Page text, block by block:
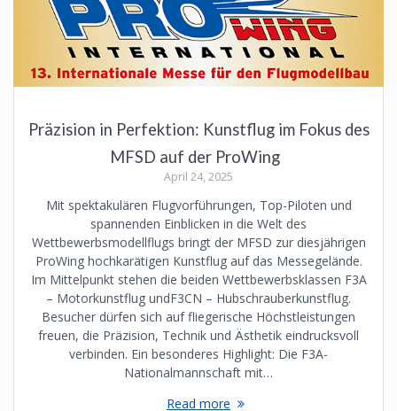
Präzision in Perfektion: Kunstflug im Fokus des
MFSD auf der ProWing
April 24, 2025
Mit spektakulären Flugvorführungen, Top-Piloten und
spannenden Einblicken in die Welt des
Wettbewerbsmodellflugs bringt der MFSD zur diesjährigen
ProWing hochkarätigen Kunstflug auf das Messegelände.
Im Mittelpunkt stehen die beiden Wettbewerbsklassen F3A
– Motorkunstflug undF3CN – Hubschrauberkunstflug.
Besucher dürfen sich auf fliegerische Höchstleistungen
freuen, die Präzision, Technik und Ästhetik eindrucksvoll
verbinden. Ein besonderes Highlight: Die F3A-
Nationalmannschaft mit…
Read more